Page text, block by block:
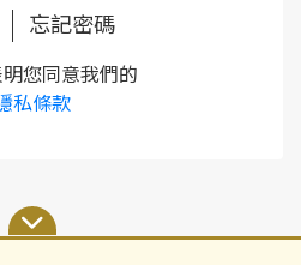
忘記密碼
您同意我們的
私條款